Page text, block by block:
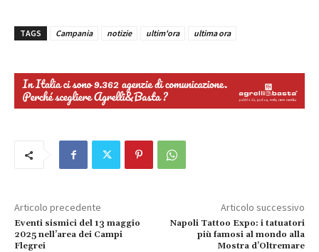
TAGS Campania notizie ultim'ora ultima ora
Articolo precedente
Eventi sismici del 13 maggio
2025 nell’area dei Campi
Flegrei
Articolo successivo
Napoli Tattoo Expo: i tatuatori
più famosi al mondo alla
Mostra d’Oltremare